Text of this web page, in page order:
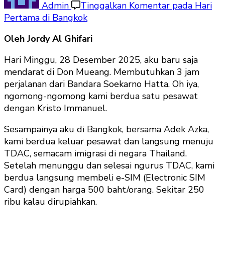
Admin Tinggalkan Komentar pada Hari
Pertama di Bangkok
Oleh Jordy Al Ghifari
Hari Minggu, 28 Desember 2025, aku baru saja
mendarat di Don Mueang. Membutuhkan 3 jam
perjalanan dari Bandara Soekarno Hatta. Oh iya,
ngomong-ngomong kami berdua satu pesawat
dengan Kristo Immanuel.
Sesampainya aku di Bangkok, bersama Adek Azka,
kami berdua keluar pesawat dan langsung menuju
TDAC, semacam imigrasi di negara Thailand.
Setelah menunggu dan selesai ngurus TDAC, kami
berdua langsung membeli e-SIM (Electronic SIM
Card) dengan harga 500 baht/orang. Sekitar 250
ribu kalau dirupiahkan.